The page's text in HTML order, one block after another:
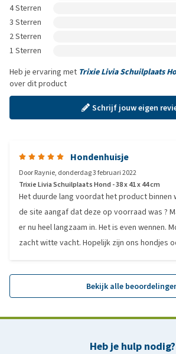
4 Sterren
3 Sterren
2 Sterren
1 Sterren
Heb je ervaring met Trixie Livia Schuilplaats
over dit product
Schrijf jouw eigen
Hondenhuisje
DoorRaynie, donderdag 3 februari 2022
Trixie Livia Schuilplaats Hond - 38 x 41 x 44 cm
Het duurde lang voordat het product binnen
de site aangaf dat deze op voorraad was ?
er nu heel langzaam in. Het is even wennen.
zacht witte vacht. Hopelijk zijn ons hondjes
Bekijk alle
Heb je hulp nodig?